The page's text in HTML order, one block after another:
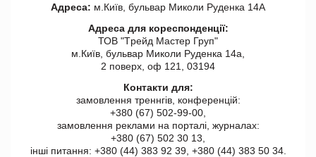
Адреса: м.Київ, бульвар Миколи Руденка 14А
Адреса для кореспонденції:
ТОВ "Tрейд Мастер Груп"
м.Київ, бульвар Миколи Руденка 14а,
2 поверх, оф 121, 03194
Контакти для:
замовлення треннгів, конференцій:
+380 (67) 502-99-00,
замовлення реклами на порталі, журналах:
+380 (67) 502 30 13,
інші питання: +380 (44) 383 92 39, +380 (44) 383 50 34.